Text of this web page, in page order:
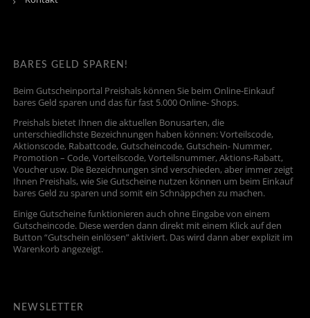
BARES GELD SPAREN!
Beim Gutscheinportal Preishals können Sie beim Online-Einkauf
bares Geld sparen und das für fast 5.000 Online- Shops.
Preishals bietet Ihnen die aktuellen Bonusarten, die
unterschiedlichste Bezeichnungen haben können: Vorteilscode,
Aktionscode, Rabattcode, Gutscheincode, Gutschein- Nummer,
Promotion – Code, Vorteilscode, Vorteilsnummer, Aktions-Rabatt,
Voucher usw. Die Bezeichnungen sind verschieden, aber immer zeigt
Ihnen Preishals, wie Sie Gutscheine nutzen können um beim Einkauf
bares Geld zu sparen und somit ein Schnäppchen zu machen.
Einige Gutscheine funktionieren auch ohne Eingabe von einem
Gutscheincode. Diese werden dann direkt mit einem Klick auf den
Button “Gutschein einlösen” aktiviert. Das wird dann aber explizit im
Warenkorb angezeigt.
NEWSLETTER